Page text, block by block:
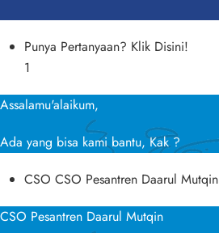
Punya Pertanyaan? Klik Disini!
1
Assalamu'alaikum,
Ada yang bisa kami bantu, Kak ?
CSO CSO Pesantren Daarul Mutqin
CSO Pesantren Daarul Mutqin